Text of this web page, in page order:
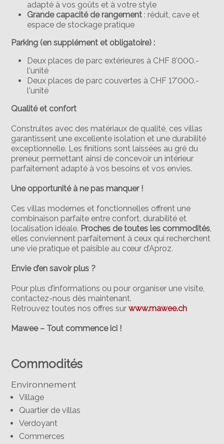
adapté à vos goûts et à votre style
Grande capacité de rangement : réduit, cave et
espace de stockage pratique
Parking (en supplément et obligatoire) :
Deux places de parc extérieures à CHF 8'000.-
l'unité
Deux places de parc couvertes à CHF 17'000.-
l'unité
Qualité et confort
Construites avec des matériaux de qualité, ces villas
garantissent une excellente isolation et une durabilité
exceptionnelle. Les finitions sont laissées au gré du
preneur, permettant ainsi de concevoir un intérieur
parfaitement adapté à vos besoins et vos envies.
Une opportunité à ne pas manquer !
Ces villas modernes et fonctionnelles offrent une
combinaison parfaite entre confort, durabilité et
localisation idéale. Proches de toutes les commodités,
elles conviennent parfaitement à ceux qui recherchent
une vie pratique et paisible au cœur d’Aproz.
Envie d’en savoir plus ?
Pour plus d’informations ou pour organiser une visite,
contactez-nous dès maintenant.
Retrouvez toutes nos offres surwww.mawee.ch
Mawee – Tout commence ici !
Commodités
Environnement
Village
Quartier de villas
Verdoyant
Commerces